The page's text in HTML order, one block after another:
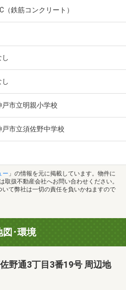
（鉄筋コンクリート）
し
し
戸市立明親小学校
戸市立須佐野中学校
ー 」の情報を元に掲載しています。物件に
取扱不動産会社へお問い合わせください。
て弊社は一切の責任を負いかねますので
図･環境
野通3丁目3番19号 周辺地